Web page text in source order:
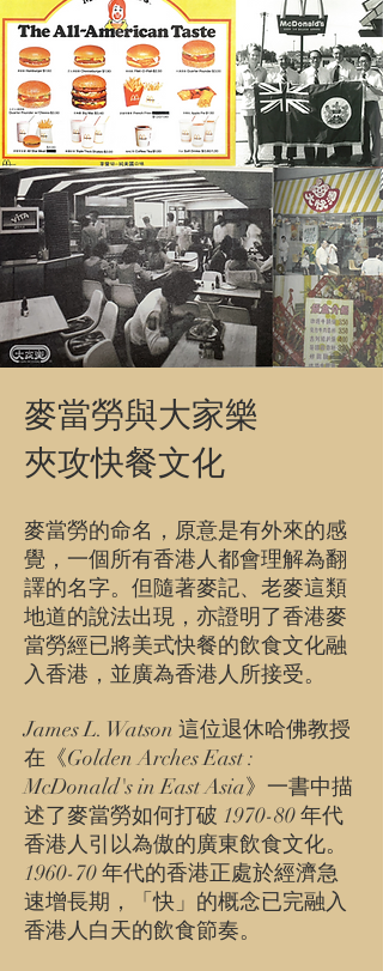
麥當勞與大家樂
夾攻快餐文化
麥當勞的命名，原意是有外來的感
覺，一個所有香港人都會理解為翻
譯的名字。但隨著麥記、老麥這類
地道的說法出現，亦證明了香港麥
當勞經已將美式快餐的飲食文化融
入香港，並廣為香港人所接受。
James L. Watson 這位退休哈佛教授
在《Golden Arches East :
McDonald's in East Asia》一書中描
述了麥當勞如何打破 1970-80 年代
香港人引以為傲的廣東飲食文化。
1960-70 年代的香港正處於經濟急
速增長期，「快」的概念已完融入
香港人白天的飲食節奏。